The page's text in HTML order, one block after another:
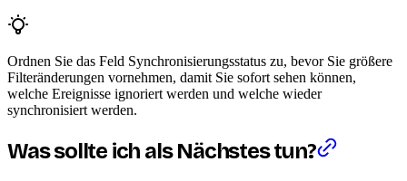
Ordnen Sie das Feld Synchronisierungsstatus zu, bevor Sie größere
Filteränderungen vornehmen, damit Sie sofort sehen können,
welche Ereignisse ignoriert werden und welche wieder
synchronisiert werden.
Was sollte ich als Nächstes tun?